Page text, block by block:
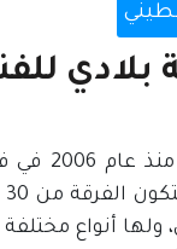
بلادي
تأسست
أنواع مختلفة